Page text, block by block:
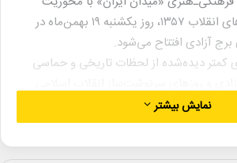
بازخوانی تصویری روزهای انقلاب ۱۳۵۷، روز یکشنبه ۱۹ بهمن‌ماه در
آزادی افتتاح می‌شود.
کمتر دیده‌شده از لحظات تاریخی و حماسی
گذاشته خواهد شد.
اسلامی از گنجینه مجموعه فرهنگی و هنری
برگزاری کارگاه‌های هنری پارچه‌نویسی و
نمایش بیشتر